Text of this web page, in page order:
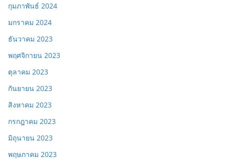
กุมภาพันธ์ 2024
มกราคม 2024
ธันวาคม 2023
พฤศจิกายน 2023
ตุลาคม 2023
กันยายน 2023
สิงหาคม 2023
กรกฎาคม 2023
มิถุนายน 2023
พฤษภาคม 2023